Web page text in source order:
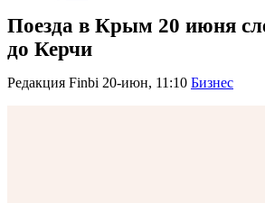
Поезда в Крым 20 июня
до Керчи
Редакция Finbi 20-июн, 11:10 Бизнес